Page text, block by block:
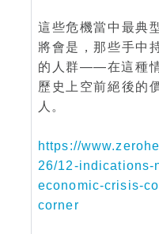
這些危機當中最典
將會是，那些手中
的人群——在這種
歷史上空前絕後的
人。
https://
26/12-indications-
economic-crisis-
corner